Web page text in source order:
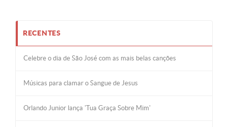
RECENTES
Celebre o dia de São José com as mais belas canções
Músicas para clamar o Sangue de Jesus
Orlando Junior lança 'Tua Graça Sobre Mim'